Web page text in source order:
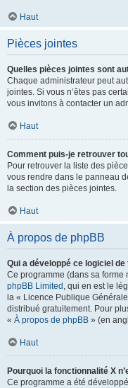
Haut
Pièces jointes
Quelles pièces jointes sont
Chaque administrateur peut
jointes. Si vous n’êtes pas
vous invitons à contacter un
Haut
Comment puis-je retrouver
Pour retrouver la liste des
vous rendre dans le panneau
la section des pièces jointes.
Haut
À propos de phpBB
Qui a développé ce logiciel
Ce programme (dans sa
phpBB Limited , qui en est le
la « Licence Publique
distribué gratuitement. Pour
« À propos de phpBB » (en
Haut
Pourquoi la fonctionnalité X
Ce programme a été